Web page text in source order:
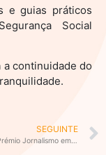
e guias práticos
Social
a continuidade do
SEGUINTE
2ª Edição do Prémio Jornalismo em Proteção Social